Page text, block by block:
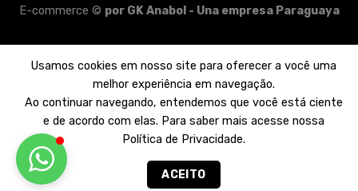
E-commerce © por GK Anabol - Una empresa Paraguaya
Usamos cookies em nosso site para oferecer a você uma
melhor experiência em navegação.
Ao continuar navegando, entendemos que você está ciente
e de acordo com elas. Para saber mais acesse nossa
Política de Privacidade.
ACEITO